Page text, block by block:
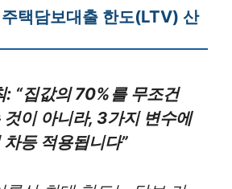
택담보대출 한도(LTV) 산
: “집값의 70%를 무조건
것이 아니라, 3가지 변수에
등 적용됩니다”